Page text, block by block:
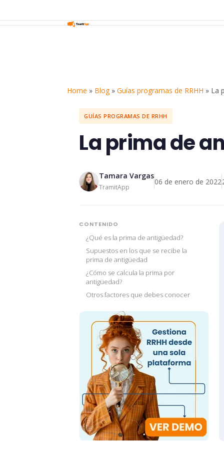
Home » Blog»Guías programas de RRHH » La
GUÍAS PROGRAMAS DE RRHH
La prima de
Tamara Vargas
TramitApp
06 de enero de 2022
CONTENIDO
¿Qué es la prima de antigüedad?
Supuestos en los que se recibe la
prima de antigüedad
¿Cómo se calcula la prima por
antigüedad?
Otros factores que debes conocer